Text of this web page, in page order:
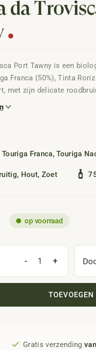
da
Port Tawny is een
Franca (50%), Tinta
met zijn delicate
wijn valt op door zijn
elegante karakter.
Touriga Franca,Touriga
, Hout, Zoet
op voorraad
- +
TOEVOEGEN
Gratis verzending